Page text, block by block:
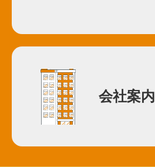
会社案内